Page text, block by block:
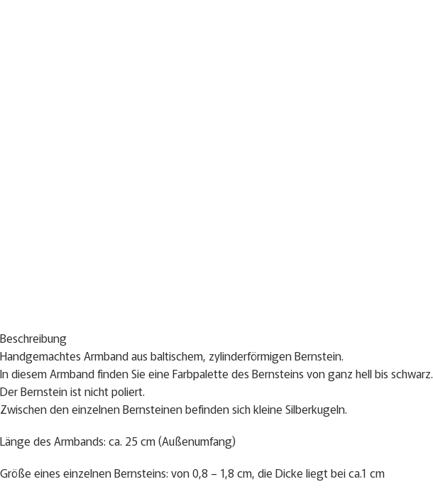
Beschreibung
Handgemachtes Armband aus baltischem, zylinderförmigen Bernstein.
In diesem Armband finden Sie eine Farbpalette des Bernsteins von ganz hell bis schwarz.
Der Bernstein ist nicht poliert.
Zwischen den einzelnen Bernsteinen befinden sich kleine Silberkugeln.
Länge des Armbands: ca. 25 cm (Außenumfang)
Größe eines einzelnen Bernsteins: von 0,8 – 1,8 cm, die Dicke liegt bei ca.1 cm